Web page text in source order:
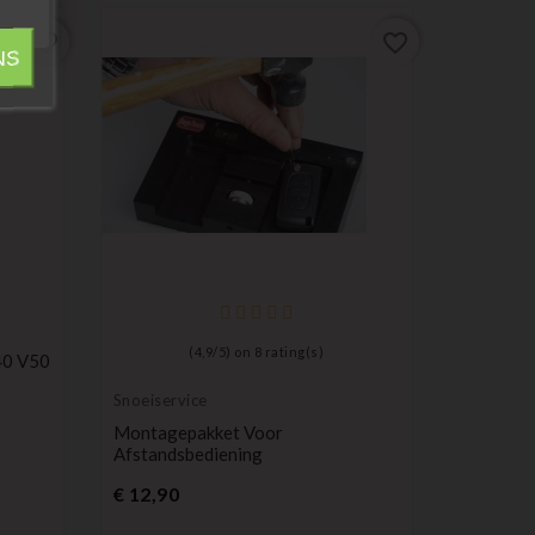
V50
( 4,9/ 5) on 8 rating(s)
Snoeiservice
Montagepakket Voor
Afstandsbediening
€ 12,90Prijs